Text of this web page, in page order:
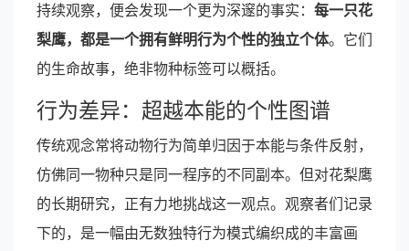
持续观察，便会发现一个更为深邃的事实： 每一只花
梨鹰，都是一个拥有鲜明行为个性的独立个体。它们
的生命故事，绝非物种标签可以概括。
行为差异：超越本能的个性图谱
传统观念常将动物行为简单归因于本能与条件反射，
仿佛同一物种只是同一程序的不同副本。但对花梨鹰
的长期研究，正有力地挑战这一观点。观察者们记录
下的，是一幅由无数独特行为模式编织成的丰富画